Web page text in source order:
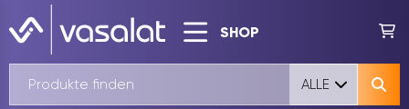
SHOP
ALLE